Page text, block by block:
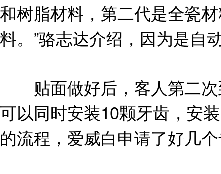
和树脂材料，第二代是全瓷
料。”骆志达介绍，因为是自
贴面做好后，客人第二次
可以同时安装10颗牙齿，安
的流程，爱威白申请了好几